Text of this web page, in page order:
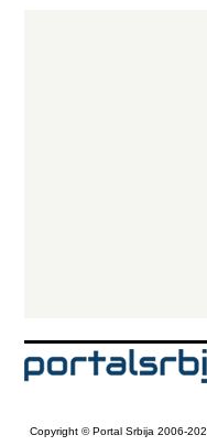
Copyright © Portal Srbija 2006-